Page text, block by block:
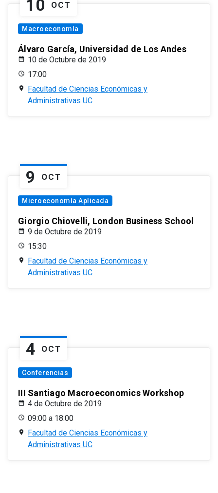
10 OCT
Macroeconomía
Álvaro García, Universidad de Los Andes
10 de Octubre de 2019
17:00
Facultad de Ciencias Económicas y
Administrativas UC
9 OCT
Microeconomía Aplicada
Giorgio Chiovelli, London Business School
9 de Octubre de 2019
15:30
Facultad de Ciencias Económicas y
Administrativas UC
4 OCT
Conferencias
III Santiago Macroeconomics Workshop
4 de Octubre de 2019
09:00 a 18:00
Facultad de Ciencias Económicas y
Administrativas UC